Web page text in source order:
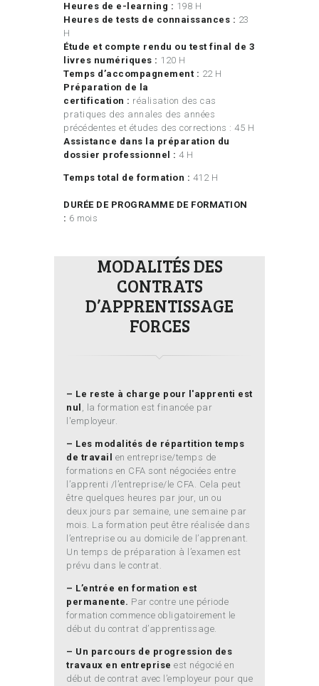
Heures de e-learning : 198 H
Heures de tests de connaissances : 23
H
Étude et compte rendu ou test final de 3
livres numériques : 120 H
Temps d’accompagnement : 22 H
Préparation de la
certification : réalisation des cas
pratiques des annales des années
précédentes et études des corrections : 45 H
Assistance dans la préparation du
dossier professionnel : 4 H
Temps total de formation : 412 H
DURÉE DE PROGRAMME DE FORMATION
: 6 mois
MODALITÉS DES
CONTRATS
D’APPRENTISSAGE
FORCES
– Le reste à charge pour l'apprenti est
nul , la formation est financée par
l'employeur.
– Les modalités de répartition temps
de travail
en entreprise/temps de
formations en CFA sont négociées entre
l’apprenti /l’entreprise/le CFA. Cela peut
être quelques heures par jour, un ou
deux jours par semaine, une semaine par
mois. La formation peut être réalisée dans
l’entreprise ou au domicile de l’apprenant.
Un temps de préparation à l’examen est
prévu dans le contrat.
– L’entrée en formation est
permanente. Par contre une période
formation commence obligatoirement le
début du contrat d’apprentissage.
– Un parcours de progression des
travaux en entreprise est négocié en
début de contrat avec l’employeur pour que